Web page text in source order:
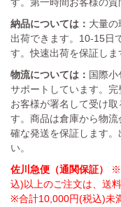
納品については： 大量
出荷できます。10-15日
す。快速出荷を保証しま
物流については： 国際
サポートしています。完
お客様が署名して受け
す。商品は倉庫から物
確な発送を保証します
い。
佐川急便（通関保証）
※
込)以上のご注文は、送
※合計10,000円(税込)未